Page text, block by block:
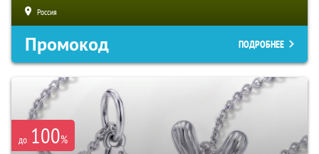
Россия
Промокод ПОДРОБНЕЕ
до 100%